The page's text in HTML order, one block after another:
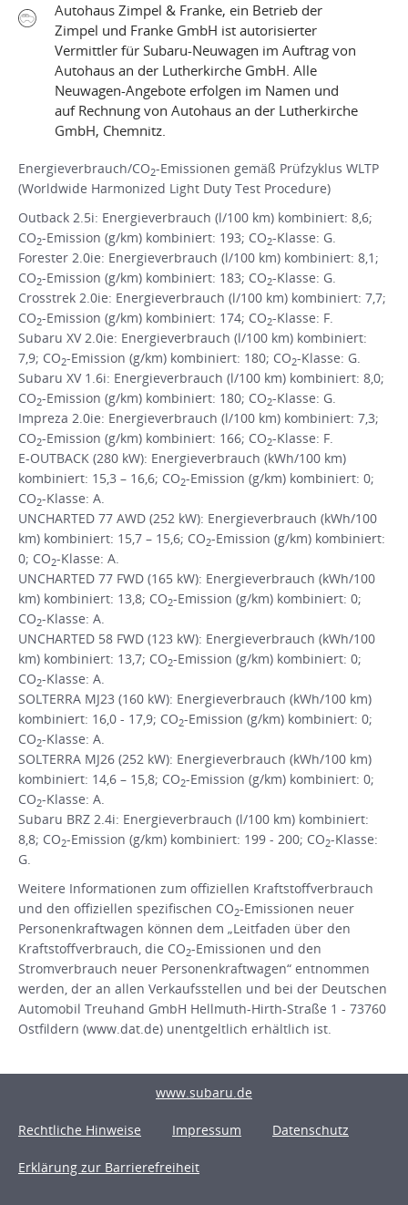
Autohaus Zimpel & Franke, ein Betrieb der
Zimpel und Franke GmbH ist autorisierter
Vermittler für Subaru-Neuwagen im Auftrag von
Autohaus an der Lutherkirche GmbH. Alle
Neuwagen-Angebote erfolgen im Namen und
auf Rechnung von Autohaus an der Lutherkirche
GmbH, Chemnitz.
Energieverbrauch/CO2-Emissionen gemäß Prüfzyklus WLTP
(Worldwide Harmonized Light Duty Test Procedure)
Outback 2.5i: Energieverbrauch (l/100 km) kombiniert: 8,6;
CO2-Emission (g/km) kombiniert: 193; CO2-Klasse: G.
Forester 2.0ie: Energieverbrauch (l/100 km) kombiniert: 8,1;
CO2-Emission (g/km) kombiniert: 183; CO2-Klasse: G.
Crosstrek 2.0ie: Energieverbrauch (l/100 km) kombiniert: 7,7;
CO2-Emission (g/km) kombiniert: 174; CO2-Klasse: F.
Subaru XV 2.0ie: Energieverbrauch (l/100 km) kombiniert:
7,9; CO2-Emission (g/km) kombiniert: 180; CO2-Klasse: G.
Subaru XV 1.6i: Energieverbrauch (l/100 km) kombiniert: 8,0;
CO2-Emission (g/km) kombiniert: 180; CO2-Klasse: G.
Impreza 2.0ie: Energieverbrauch (l/100 km) kombiniert: 7,3;
CO2-Emission (g/km) kombiniert: 166; CO2-Klasse: F.
E-OUTBACK (280 kW): Energieverbrauch (kWh/100 km)
kombiniert: 15,3 – 16,6; CO2-Emission (g/km) kombiniert: 0;
CO2-Klasse: A.
UNCHARTED 77 AWD (252 kW): Energieverbrauch (kWh/100
km) kombiniert: 15,7 – 15,6; CO2-Emission (g/km) kombiniert:
0; CO2-Klasse: A.
UNCHARTED 77 FWD (165 kW): Energieverbrauch (kWh/100
km) kombiniert: 13,8; CO2-Emission (g/km) kombiniert: 0;
CO2-Klasse: A.
UNCHARTED 58 FWD (123 kW): Energieverbrauch (kWh/100
km) kombiniert: 13,7; CO2-Emission (g/km) kombiniert: 0;
CO2-Klasse: A.
SOLTERRA MJ23 (160 kW): Energieverbrauch (kWh/100 km)
kombiniert: 16,0 - 17,9; CO2-Emission (g/km) kombiniert: 0;
CO2-Klasse: A.
SOLTERRA MJ26 (252 kW): Energieverbrauch (kWh/100 km)
kombiniert: 14,6 – 15,8; CO2-Emission (g/km) kombiniert: 0;
CO2-Klasse: A.
Subaru BRZ 2.4i: Energieverbrauch (l/100 km) kombiniert:
8,8; CO2-Emission (g/km) kombiniert: 199 - 200; CO2-Klasse:
G.
Weitere Informationen zum offiziellen Kraftstoffverbrauch
und den offiziellen spezifischen CO2-Emissionen neuer
Personenkraftwagen können dem „Leitfaden über den
Kraftstoffverbrauch, die CO2-Emissionen und den
Stromverbrauch neuer Personenkraftwagen“ entnommen
werden, der an allen Verkaufsstellen und bei der Deutschen
Automobil Treuhand GmbH Hellmuth-Hirth-Straße 1 - 73760
Ostfildern (www.dat.de) unentgeltlich erhältlich ist.
www.subaru.de
Rechtliche Hinweise Impressum Datenschutz
Erklärung zur Barrierefreiheit